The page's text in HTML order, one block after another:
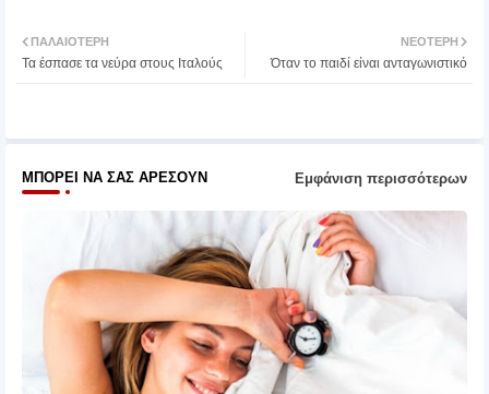
ter atsa
ΝΕΌΤΕΡΗ
Όταν το παιδί είναι ανταγωνιστικό
ΠΑΛΑΙΌΤΕΡΗ
Τα έσπασε τα νεύρα στους Ιταλούς
ΜΠΟΡΕΊ ΝΑ ΣΑΣ ΑΡΈΣΟΥΝ Εμφάνιση περισσότερων